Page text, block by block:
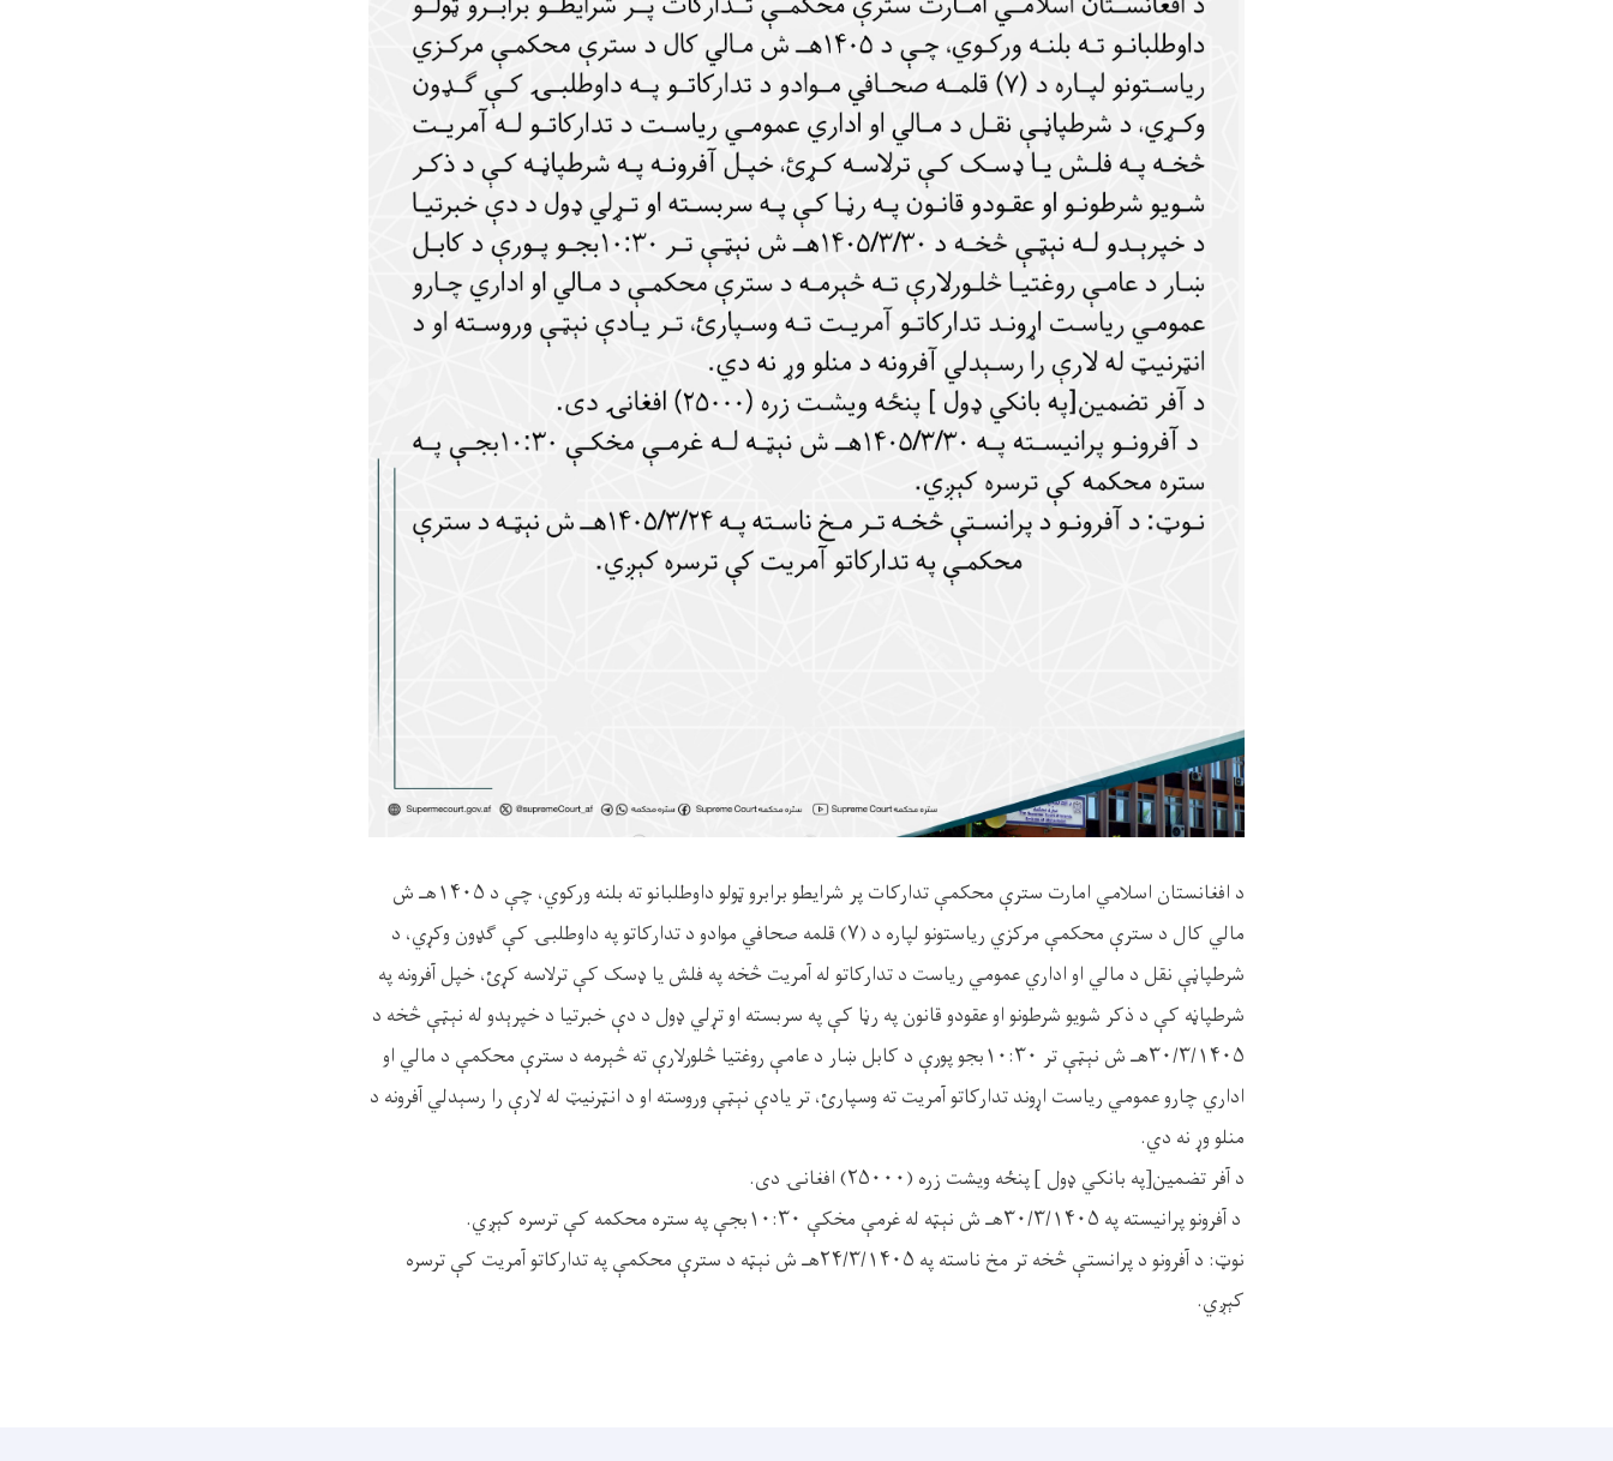
د افغانستان اسلامي امارت سترې محکمې تدارکات پر شرایطو برابرو ټولو داوطلبانو ته بلنه ورکوي، چې د ۱۴۰۵هـ ش
مالي کال د سترې محکمې مرکزي ریاستونو لپاره د (۷) قلمه صحافي موادو د تدارکاتو په داوطلبۍ کې ګډون وکړي، د
شرطپاڼې نقل د مالي او اداري عمومي ریاست د تدارکاتو له آمریت څخه په فلش یا ډسک کې ترلاسه کړئ، خپل آفرونه په
شرطپاڼه کې د ذکر شویو شرطونو او عقودو قانون په رڼا کې په سربسته او تړلي ډول د دې خبرتیا د خپرېدو له نېټې څخه د
۳۰/۳/۱۴۰۵هـ ش نېټې تر ۱۰:۳۰بجو پورې د کابل ښار د عامې روغتیا څلورلارې ته څېرمه د سترې محکمې د مالي او
اداري چارو عمومي ریاست اړوند تدارکاتو آمریت ته وسپارئ، تر یادې نېټې وروسته او د انټرنیټ له لارې را رسېدلي آفرونه د
منلو وړ نه دي.
د آفر تضمین[په بانکي ډول ] پنځه ویشت زره (۲۵۰۰۰) افغانۍ دی.
د آفرونو پرانیسته په ۳۰/۳/۱۴۰۵هـ ش نېټه له غرمې مخکې ۱۰:۳۰بجې په ستره محکمه کې ترسره کېږي.
نوټ: د آفرونو د پرانستې څخه تر مخ ناسته په ۲۴/۳/۱۴۰۵هـ ش نېټه د سترې محکمې په تدارکاتو آمریت کې ترسره
کېږي.